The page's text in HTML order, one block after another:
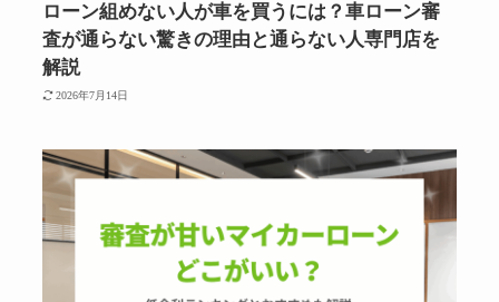
ローン組めない人が車を買うには？車ローン審
査が通らない驚きの理由と通らない人専門店を
解説
2026年7月14日